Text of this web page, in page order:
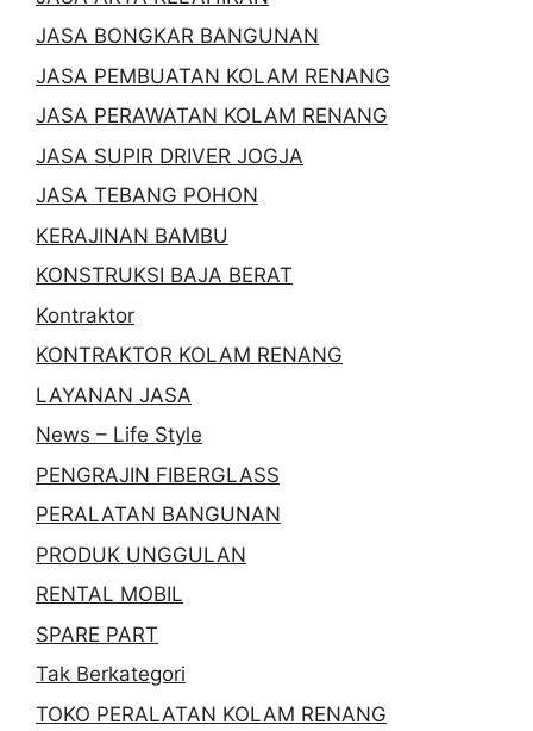
JASA BONGKAR BANGUNAN
JASA PEMBUATAN KOLAM RENANG
JASA PERAWATAN KOLAM RENANG
JASA SUPIR DRIVER JOGJA
JASA TEBANG POHON
KERAJINAN BAMBU
KONSTRUKSI BAJA BERAT
Kontraktor
KONTRAKTOR KOLAM RENANG
LAYANAN JASA
News – Life Style
PENGRAJIN FIBERGLASS
PERALATAN BANGUNAN
PRODUK UNGGULAN
RENTAL MOBIL
SPARE PART
Tak Berkategori
TOKO PERALATAN KOLAM RENANG